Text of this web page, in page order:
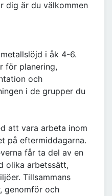
dig är du välkommen
i åk 4-6.
för planering,
och
i de grupper du
att vara arbeta inom
på eftermiddagarna.
får ta del av en
olika arbetssätt,
Tillsammans
genomför och